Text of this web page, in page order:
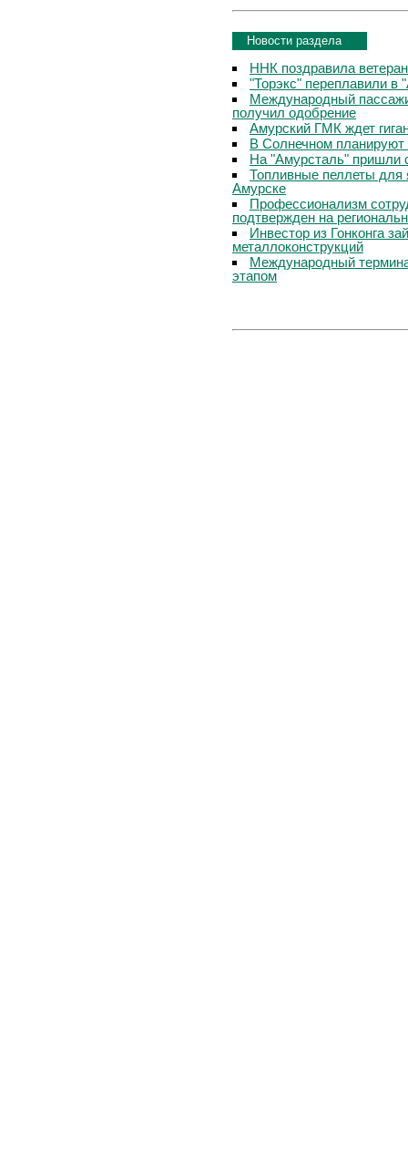
Новости раздела
ННК поздравила
"Торэкс" переплавили в
Международный
получил одобрение
Амурский ГМК ждет
В Солнечном
На "Амурсталь" пришли
Топливные пеллеты для
Амурске
Профессионализм
подтвержден на
Инвестор из Гонконга
металлоконструкций
Международный
этапом